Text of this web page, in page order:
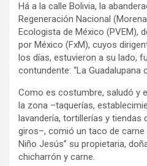
Há a la calle Bolivia, la
Regeneración Nacional
Ecologista de México (PVEM),
por México (FxM), cuyos
los días, estuvieron a su lado,
contundente: “La Guadalupana
Como es costumbre, saludó y
la zona –taquerías,
lavandería, tortillerías y
giros–, comió un taco de carne
Niño Jesús” su propietaria,
chicharrón y carne.